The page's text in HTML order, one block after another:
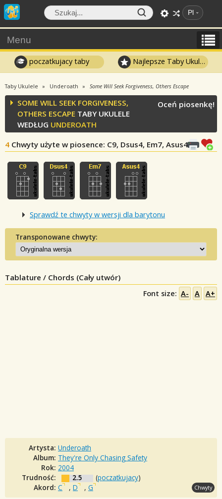
Pl
Menu
poczatkujacy taby Najlepsze Taby Ukulele
Taby Ukulele Underoath Some Will Seek Forgiveness, Others Escape
SOME WILL SEEK FORGIVENESS,
OTHERS ESCAPE TABY UKULELE
WEDŁUG UNDEROATH
4 Chwyty użyte w piosence: C9, Dsus4, Em7, Asus4
Oceń piosenkę!
Sprawdź te chwyty w wersji dla barytonu
Transponowane chwyty:
Tablature / Chords (Cały utwór)
Font size: A- A A+
Artysta: Underoath
Album: They're Only Chasing Safety
Rok: 2004
Trudność:
2.5 (poczatkujacy)
Akord: C , D , G Chwyty